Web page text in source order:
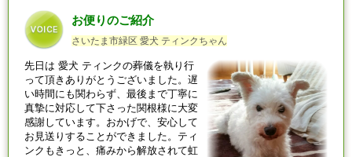
お便りのご紹介
さいたま市緑区 愛犬 ティンクちゃん
先日は 愛犬 ティンクの葬儀を執り行
って頂きありがとうございました。遅
い時間にも関わらず、最後まで丁寧に
真摯に対応して下さった関根様に大変
感謝しています。おかげで、安心して
お見送りすることができました。ティ
ンクもきっと、痛みから解放されて虹